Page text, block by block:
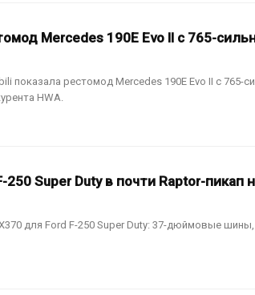
Mercedes 190E Evo II с 765-
показала рестомод Mercedes 190E Evo II с
HWA.
250 Super Duty в почти Raptor-
для Ford F-250 Super Duty: 37-дюймовые